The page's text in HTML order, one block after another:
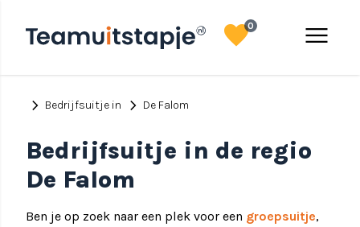
menu
favorite0
chevron_right Bedrijfsuitje in chevron_right De Falom
Bedrijfsuitje in de regio
De Falom
Ben je op zoek naar een plek voor een groepsuitje,